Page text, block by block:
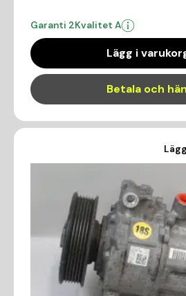
Garanti 2Kvalitet A
Lägg i
Betala och